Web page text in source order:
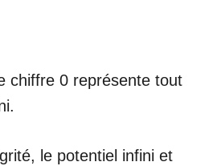
chiffre 0 représente tout
le potentiel infini et